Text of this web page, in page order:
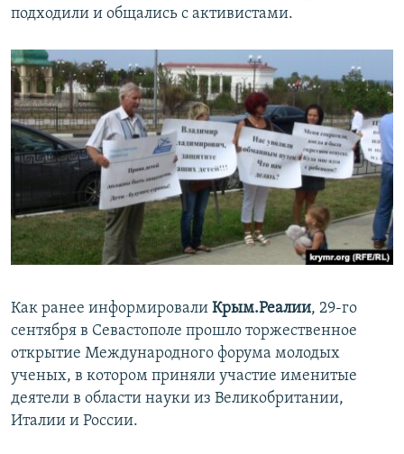
подходили и общались с активистами.
Как ранее информировали Крым.Реалии, 29-го
сентября в Севастополе прошло торжественное
открытие Международного форума молодых
ученых, в котором приняли участие именитые
деятели в области науки из Великобритании,
Италии и России.